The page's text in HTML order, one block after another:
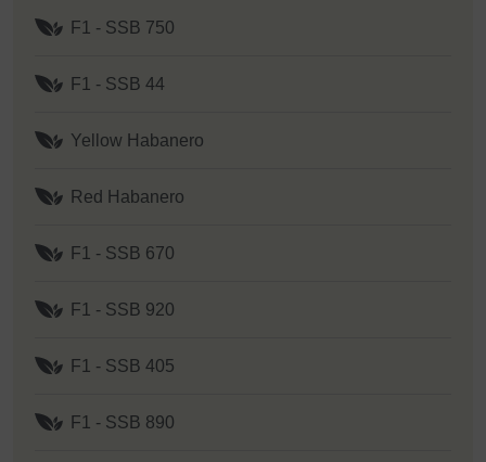
F1 - SSB 750
F1 - SSB 44
Yellow Habanero
Red Habanero
F1 - SSB 670
F1 - SSB 920
F1 - SSB 405
F1 - SSB 890